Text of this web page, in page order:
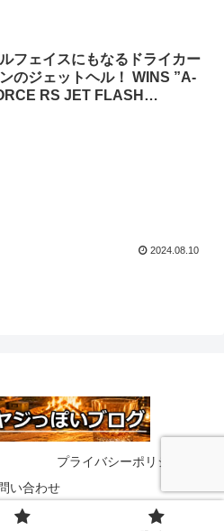
フェイスにもなるドライカー
のジェットヘル！ WINS ”A-
RS JET FLASH
2024.08.10
プライバシーポリシー
い合わせ
オヤジっぽいブログ.